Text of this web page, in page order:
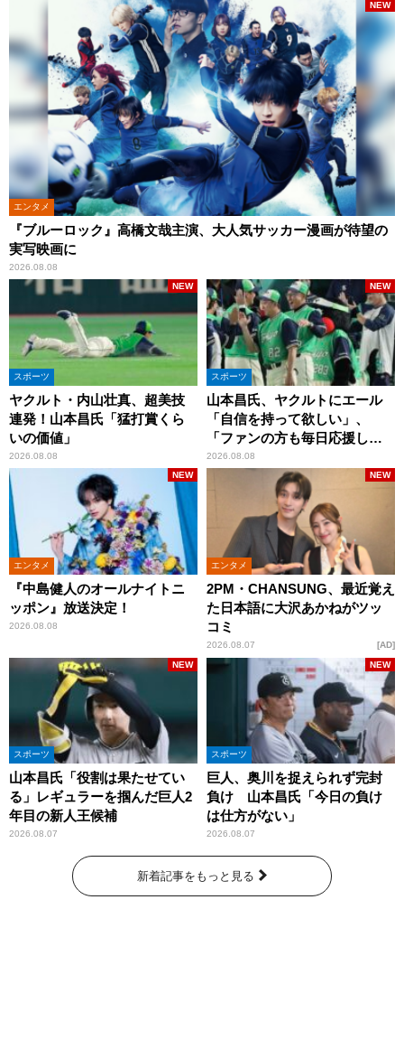
エンタメ
『ブルーロック』高橋文哉主演、大人気サッカー漫画が待望の
実写映画に
2026.08.08
NEW
スポーツ
ヤクルト・内山壮真、超美技
連発！山本昌氏「猛打賞くら
いの価値」
2026.08.08
NEW
スポーツ
山本昌氏、ヤクルトにエール
「自信を持って欲しい」、
「ファンの方も毎日応援して
くれています」
2026.08.08
NEW
エンタメ
『中島健人のオールナイトニ
ッポン』放送決定！
2026.08.08
NEW
エンタメ
2PM・CHANSUNG、最近覚え
た日本語に大沢あかねがツッ
コミ
2026.08.07
NEW
AD
スポーツ
山本昌氏「役割は果たせてい
る」レギュラーを掴んだ巨人2
年目の新人王候補
2026.08.07
NEW
スポーツ
巨人、奥川を捉えられず完封
負け 山本昌氏「今日の負け
は仕方がない」
2026.08.07
NEW
新着記事をもっと見る